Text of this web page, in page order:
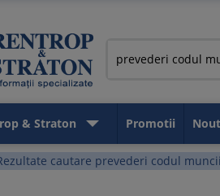
& Straton Promotii
cautare prevederi codul